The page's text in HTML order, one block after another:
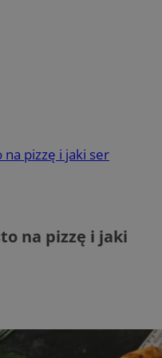
na pizzę i jaki ser
na pizzę i jaki